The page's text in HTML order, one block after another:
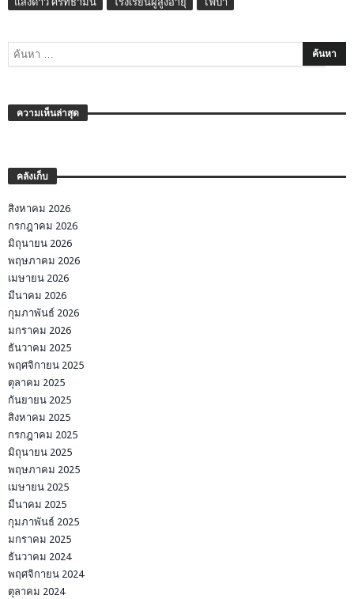
ความเห็นล่าสุด
คลังเก็บ
สิงหาคม 2026
กรกฎาคม 2026
มิถุนายน 2026
พฤษภาคม 2026
เมษายน 2026
มีนาคม 2026
กุมภาพันธ์ 2026
มกราคม 2026
ธันวาคม 2025
พฤศจิกายน 2025
ตุลาคม 2025
กันยายน 2025
สิงหาคม 2025
กรกฎาคม 2025
มิถุนายน 2025
พฤษภาคม 2025
เมษายน 2025
มีนาคม 2025
กุมภาพันธ์ 2025
มกราคม 2025
ธันวาคม 2024
พฤศจิกายน 2024
ตุลาคม 2024